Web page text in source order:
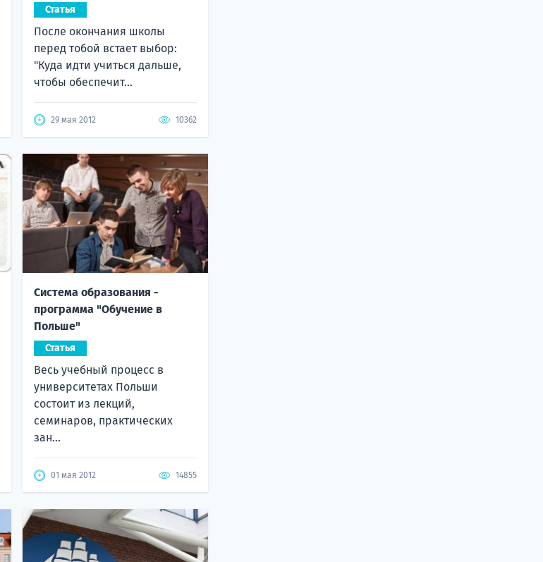
Статья
После окончания школы
перед тобой встает выбор:
"Куда идти учиться дальше,
чтобы обеспечит...
29 мая 2012 10362
Система образования -
программа "Обучение в
Польше"
Статья
Весь учебный процесс в
университетах Польши
состоит из лекций,
семинаров, практических
зан...
01 мая 2012 14855